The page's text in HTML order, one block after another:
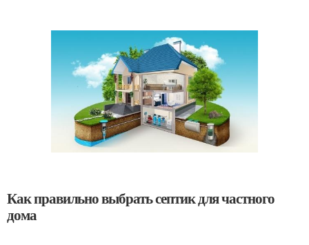
Как правильно выбрать септик для частного
дома